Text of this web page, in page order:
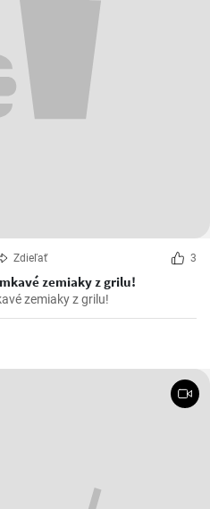
Zdieľať 3
zemiaky z grilu!
zemiaky z grilu!